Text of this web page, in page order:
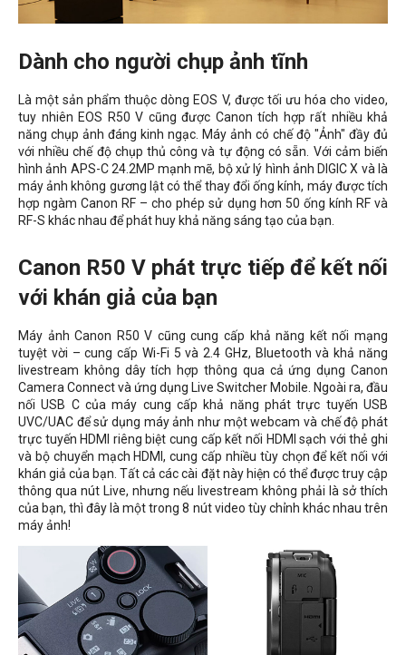
Dành cho người chụp ảnh tĩnh
Là một sản phẩm thuộc dòng EOS V, được tối ưu hóa cho video,
tuy nhiên EOS R50 V cũng được Canon tích hợp rất nhiều khả
năng chụp ảnh đáng kinh ngạc. Máy ảnh có chế độ "Ảnh" đầy đủ
với nhiều chế độ chụp thủ công và tự động có sẵn. Với cảm biến
hình ảnh APS-C 24.2MP mạnh mẽ, bộ xử lý hình ảnh DIGIC X và là
máy ảnh không gương lật có thể thay đổi ống kính, máy được tích
hợp ngàm Canon RF – cho phép sử dụng hơn 50 ống kính RF và
RF-S khác nhau để phát huy khả năng sáng tạo của bạn.
Canon R50 V phát trực tiếp để kết nối
với khán giả của bạn
Máy ảnh Canon R50 V cũng cung cấp khả năng kết nối mạng
tuyệt vời – cung cấp Wi-Fi 5 và 2.4 GHz, Bluetooth và khả năng
livestream không dây tích hợp thông qua cả ứng dụng Canon
Camera Connect và ứng dụng Live Switcher Mobile. Ngoài ra, đầu
nối USB C của máy cung cấp khả năng phát trực tuyến USB
UVC/UAC để sử dụng máy ảnh như một webcam và chế độ phát
trực tuyến HDMI riêng biệt cung cấp kết nối HDMI sạch với thẻ ghi
và bộ chuyển mạch HDMI, cung cấp nhiều tùy chọn để kết nối với
khán giả của bạn. Tất cả các cài đặt này hiện có thể được truy cập
thông qua nút Live, nhưng nếu livestream không phải là sở thích
của bạn, thì đây là một trong 8 nút video tùy chỉnh khác nhau trên
máy ảnh!